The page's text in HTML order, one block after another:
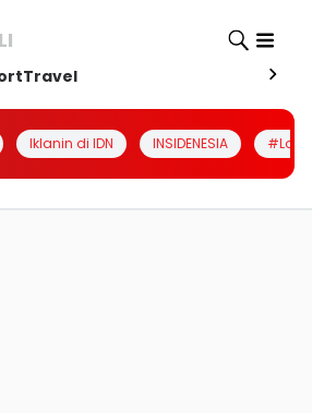
Travel
Iklanin di IDN INSIDENESIA